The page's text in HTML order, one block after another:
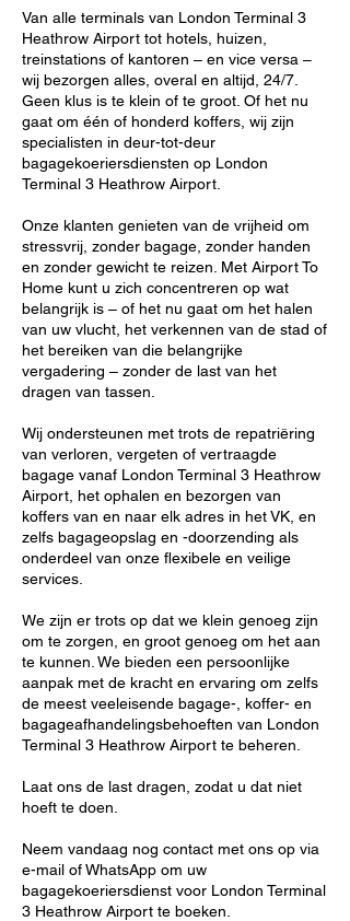
Van alle terminals van London Terminal 3
Heathrow Airport tot hotels, huizen,
treinstations of kantoren – en vice versa –
wij bezorgen alles, overal en altijd, 24/7.
Geen klus is te klein of te groot. Of het nu
gaat om één of honderd koffers, wij zijn
specialisten in deur-tot-deur
bagagekoeriersdiensten op London
Terminal 3 Heathrow Airport.
Onze klanten genieten van de vrijheid om
stressvrij, zonder bagage, zonder handen
en zonder gewicht te reizen. Met Airport To
Home kunt u zich concentreren op wat
belangrijk is – of het nu gaat om het halen
van uw vlucht, het verkennen van de stad of
het bereiken van die belangrijke
vergadering – zonder de last van het
dragen van tassen.
Wij ondersteunen met trots de repatriëring
van verloren, vergeten of vertraagde
bagage vanaf London Terminal 3 Heathrow
Airport, het ophalen en bezorgen van
koffers van en naar elk adres in het VK, en
zelfs bagageopslag en -doorzending als
onderdeel van onze flexibele en veilige
services.
We zijn er trots op dat we klein genoeg zijn
om te zorgen, en groot genoeg om het aan
te kunnen. We bieden een persoonlijke
aanpak met de kracht en ervaring om zelfs
de meest veeleisende bagage-, koffer- en
bagageafhandelingsbehoeften van London
Terminal 3 Heathrow Airport te beheren.
Laat ons de last dragen, zodat u dat niet
hoeft te doen.
Neem vandaag nog contact met ons op via
e-mail of WhatsApp om uw
bagagekoeriersdienst voor London Terminal
3 Heathrow Airport te boeken.